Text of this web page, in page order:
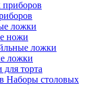
ложки
ножи
ложки
ложки
для торта
Наборы столовых